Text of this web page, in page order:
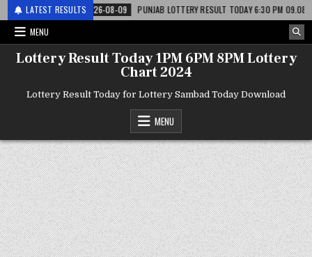
LATEST RESULTS
2026-08-09
PUNJAB LOTTERY RESULT TODAY 6:30 PM 09.08.26 –
MENU
Lottery Result Today 1PM 6PM 8PM Lottery
Chart 2024
Lottery Result Today for Lottery Sambad Today Download
MENU